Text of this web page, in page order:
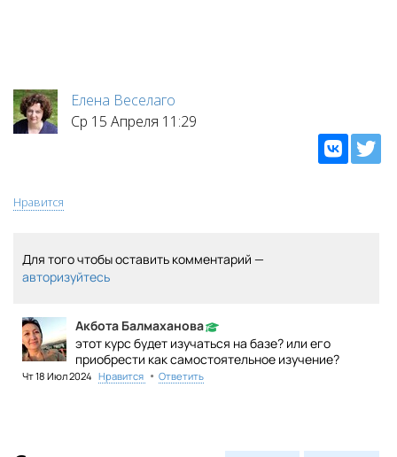
Елена Веселаго
Ср 15 Апреля 11:29
Нравится
Для того чтобы оставить комментарий —
авторизуйтесь
Акбота Балмаханова
этот курс будет изучаться на базе? или его
приобрести как самостоятельное изучение?
Чт 18 Июл 2024 Нравится • Ответить